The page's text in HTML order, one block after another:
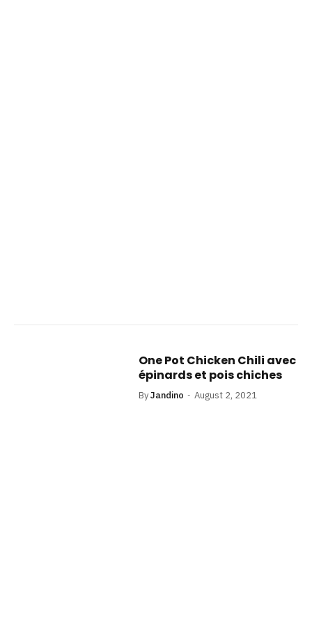
One Pot Chicken Chili avec
épinards et pois chiches
ByJandino August 2, 2021